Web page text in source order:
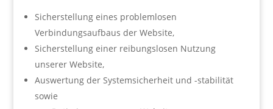
Sicherstellung eines problemlosen
Verbindungsaufbaus der Website,
Sicherstellung einer reibungslosen Nutzung
unserer Website,
Auswertung der Systemsicherheit und -stabilität
sowie